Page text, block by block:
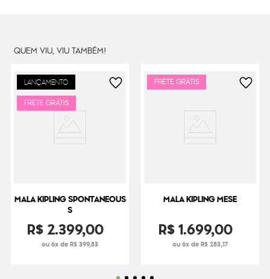
QUEM VIU, VIU TAMBÉM!
LANÇAMENTO
FRETE GRÁTIS
MALA KIPLING SPONTANEOUS
S
R$2.399,00
ou 6x de R$ 399,83
FRETE GRÁTIS
MALA KIPLING MESE
R$1.699,00
ou 6x de R$ 283,17